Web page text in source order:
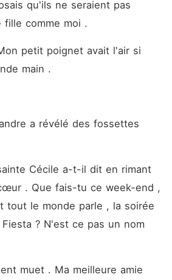
qu'ils ne seraient pas
fille comme moi .
petit poignet avait l'air si
main .
a révélé des fossettes
Cécile a-t-il dit en rimant
. Que fais-tu ce week-end ,
tout le monde parle , la soirée
? N'est ce pas un nom
muet . Ma meilleure amie